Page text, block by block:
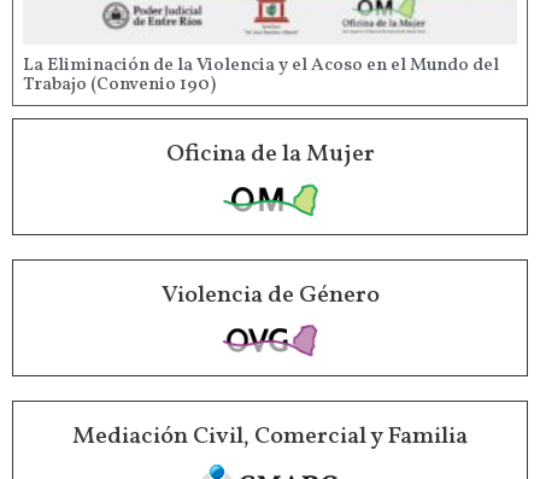
La Eliminación de la Violencia y el Acoso en el Mundo del
Trabajo (Convenio 190)
Oficina de la Mujer
Violencia de Género
Mediación Civil, Comercial y Familia